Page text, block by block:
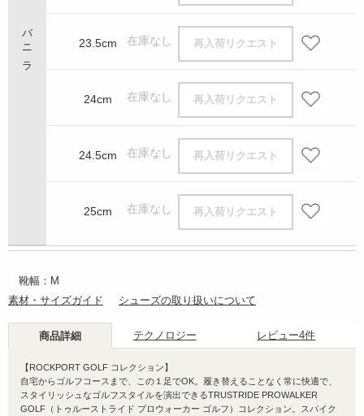
バニラ 23.5cm 在庫なし 再入荷リクエスト
24cm 在庫なし 再入荷リクエスト
24.5cm 在庫なし 再入荷リクエスト
25cm 在庫なし 再入荷リクエスト
靴幅：M
素材・サイズガイド
シューズの取り扱いについて
商品詳細 テクノロジー レビュー4件
【ROCKPORT GOLF コレクション】
自宅からゴルフコースまで、この１足でOK。履き替えることなく常に快適で、
スタイリッシュなゴルフスタイルを演出できるTRUSTRIDE PROWALKER
GOLF（トゥルーストライド プロウォーカー ゴルフ）コレクション。スパイク